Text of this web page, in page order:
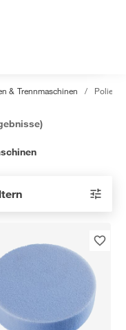
& Trennmaschinen /